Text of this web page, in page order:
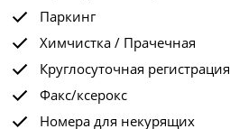
Паркинг
Химчистка / Прачечная
Круглосуточная регистрация
Факс/ксерокс
Номера для некурящих